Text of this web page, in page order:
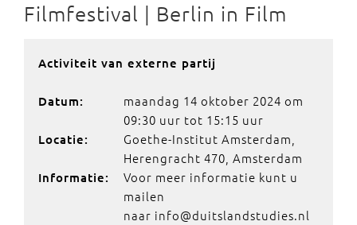
Filmfestival | Berlin in Film
Activiteit van externe partij
Datum:
maandag 14 oktober 2024 om
09:30 uur tot 15:15 uur
Locatie:
Goethe-Institut Amsterdam,
Herengracht 470, Amsterdam
Informatie:
Voor meer informatie kunt u
mailen
naar info@duitslandstudies.nl